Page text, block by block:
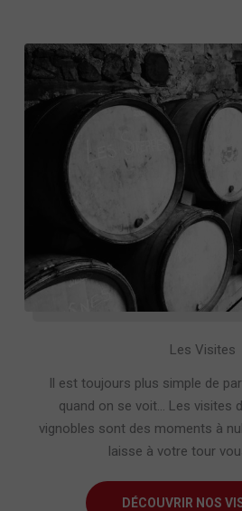
Les Visites
Il est toujours plus simple de
quand on se voit… Les visites
vignobles sont des moments à
laisse à votre tour
DÉCOUVRIR NOS